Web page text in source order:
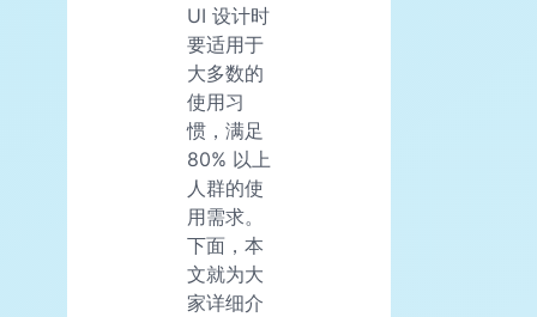
UI 设计时
要适用于
大多数的
使用习
惯，满足
80% 以上
人群的使
用需求。
下面，本
文就为大
家详细介